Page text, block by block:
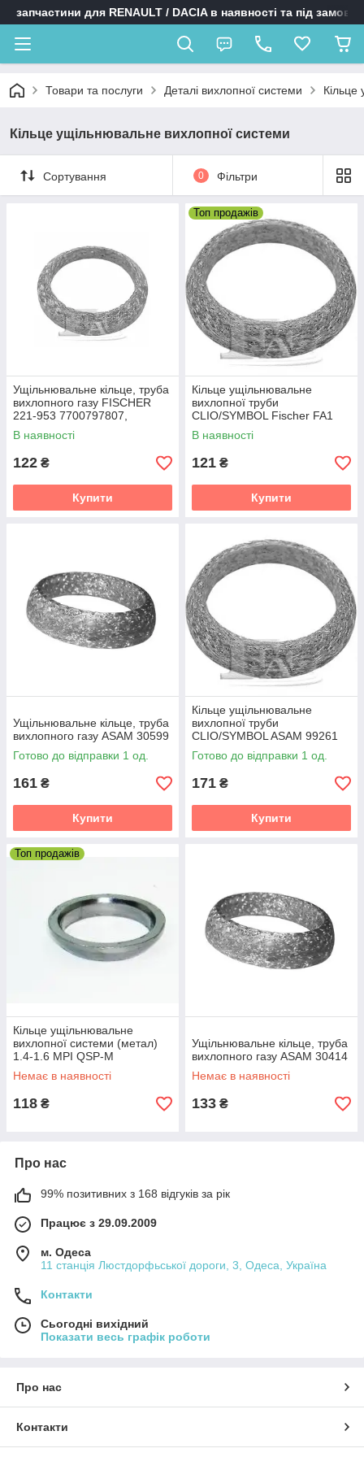
запчастини для RENAULT / DACIA в наявності та під
Товари та послуги Деталі вихлопної системи Кільце
Кільце ущільнювальне вихлопної системи
Сортування 0 Фільтри
Ущільнювальне кільце, труба
вихлопного газу FISCHER
221-953 7700797807,
7700840085, 8200035310
В наявності
122 ₴
Купити
Топ продажів
Кільце ущільнювальне
вихлопної труби
CLIO/SYMBOL Fischer FA1
221-947
В наявності
121 ₴
Купити
Ущільнювальне кільце, труба
вихлопного газу ASAM 30599
Готово до відправки 1 од.
161 ₴
Купити
Кільце ущільнювальне
вихлопної труби
CLIO/SYMBOL ASAM 99261
Готово до відправки 1 од.
171 ₴
Купити
Топ продажів
Кільце ущільнювальне
вихлопної системи (метал)
1.4-1.6 MPI QSP-M
7700797807, 7700840085,
8200035310
Немає в наявності
118 ₴
Ущільнювальне кільце, труба
вихлопного газу ASAM 30414
Немає в наявності
133 ₴
Про нас
99% позитивних з 168 відгуків за рік
Працює з 29.09.2009
м. Одеса
11 станція Люстдорфьської дороги, 3, Одеса, Україна
Контакти
Сьогодні вихідний
Показати весь графік роботи
Про нас
Контакти